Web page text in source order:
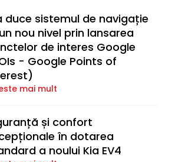
duce sistemul de navigație
nou nivel prin lansarea
de interes Google
- Google Points of
mai mult
și confort
în dotarea
a noului Kia EV4